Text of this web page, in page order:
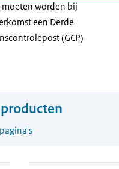
worden bij
een Derde
(GCP)